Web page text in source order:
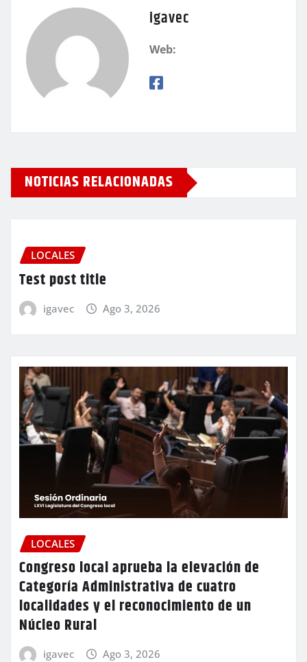
igavec
Web:
NOTICIAS RELACIONADAS
LOCALES
Test post title
igavec Ago 3, 2026
LOCALES
Congreso local aprueba la elevación de
Categoría Administrativa de cuatro
localidades y el reconocimiento de un
Núcleo Rural
igavec Ago 3, 2026